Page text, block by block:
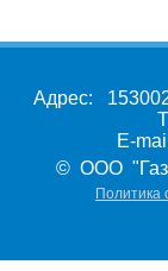
Адрес:
E-
© ООО
Политика